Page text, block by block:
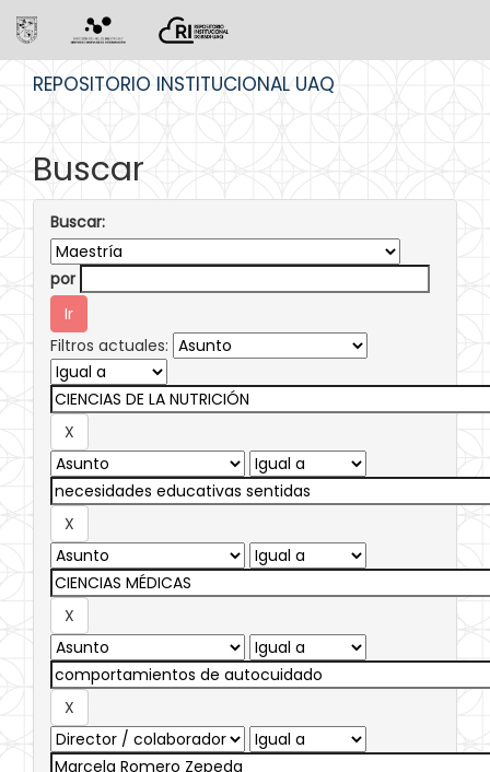
REPOSITORIO INSTITUCIONAL UAQ
Buscar
Buscar:
por
Filtros actuales: